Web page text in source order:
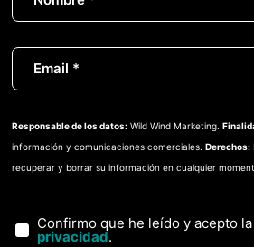
Responsable de los datos: Wild Wind Marketing.
información y comunicaciones comerciales. Derechos:
recuperar y borrar su información en cualquier
Confirmo que he leído y acepto la
privacidad.